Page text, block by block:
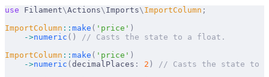
use Filament\Actions\ Imports\ ImportColumn ;
ImportColumn :: make ( 'price' )
    ->
numeric ()
// Casts the state to a float.
ImportColumn :: make ( 'price' )
    ->
numeric ( decimalPlaces : 2 )
// Casts the state to